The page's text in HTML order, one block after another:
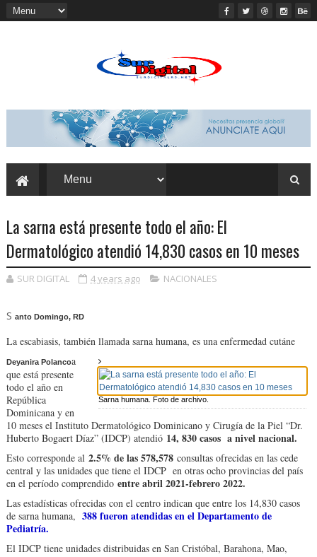
La sarna está presente todo el año: El
Dermatológico atendió 14,830 casos en 10 meses
SUR DIGITAL 4 years ago NACIONALES
S anto Domingo, RD
La escabiasis, también llamada sarna humana, es una enfermedad cutáne
Sarna humana. Foto de archivo.
Deyanira Polancoa
que está presente
todo el año en
República
Dominicana y en
10 meses el Instituto Dermatológico Dominicano y Cirugía de la Piel “Dr.
Huberto Bogaert Díaz” (IDCP) atendió 14, 830 casos a nivel nacional.
Esto corresponde al 2.5% de las 578,578consultas ofrecidas en las cede
central y las unidades que tiene el IDCP en otras ocho provincias del país
en el período comprendido entre abril 2021-febrero 2022.
Las estadísticas ofrecidas con el centro indican que entre los 14,830 casos
de sarna humana, 388 fueron atendidas en el Departamento de
Pediatría.
El IDCP tiene unidades distribuidas en San Cristóbal, Barahona, Mao,